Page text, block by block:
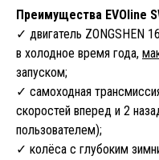
Преимущества EVOline
✓ двигатель ZONGSHEN
в холодное время года,
запуском;
✓ самоходная
скоростей вперед и 2
пользователем);
✓ колёса с глубоким